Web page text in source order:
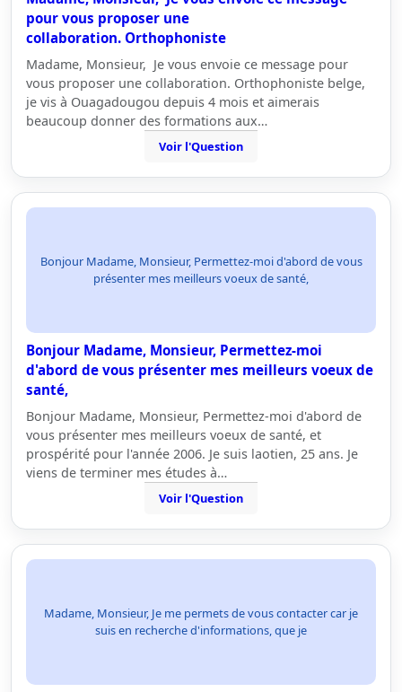
pour vous proposer une
collaboration. Orthophoniste
Madame, Monsieur, Je vous envoie ce message pour
vous proposer une collaboration. Orthophoniste belge,
je vis à Ouagadougou depuis 4 mois et aimerais
beaucoup donner des formations aux…
Voir l'Question
Bonjour Madame, Monsieur, Permettez-moi d'abord de vous
présenter mes meilleurs voeux de santé,
Bonjour Madame, Monsieur, Permettez-moi
d'abord de vous présenter mes meilleurs voeux de
santé,
Bonjour Madame, Monsieur, Permettez-moi d'abord de
vous présenter mes meilleurs voeux de santé, et
prospérité pour l'année 2006. Je suis laotien, 25 ans. Je
viens de terminer mes études à…
Voir l'Question
Madame, Monsieur, Je me permets de vous contacter car je
suis en recherche d'informations, que je